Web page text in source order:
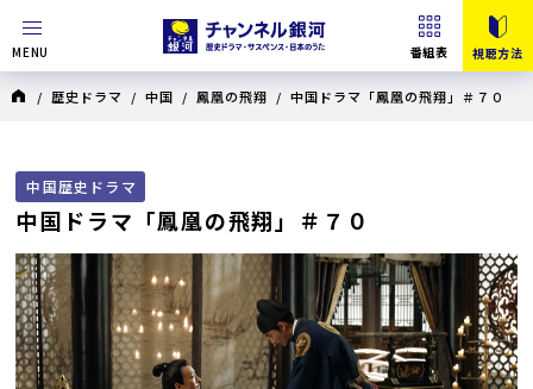
MENU 番組表 視聴方法
/ 歴史ドラマ / 中国 / 鳳凰の飛翔 / 中国ドラマ「鳳凰の飛翔」＃７０
中国歴史ドラマ
中国ドラマ「鳳凰の飛翔」＃７０